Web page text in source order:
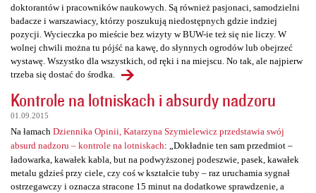
doktorantów i pracowników naukowych. Są również pasjonaci, samodzielni
badacze i warszawiacy, którzy poszukują niedostępnych gdzie indziej
pozycji. Wycieczka po mieście bez wizyty w BUW-ie też się nie liczy. W
wolnej chwili można tu pójść na kawę, do słynnych ogrodów lub obejrzeć
wystawę. Wszystko dla wszystkich, od ręki i na miejscu. No tak, ale najpierw
trzeba się dostać do środka.
Kontrole na lotniskach i absurdy nadzoru
01.09.2015
Na łamach Dziennika Opinii, Katarzyna Szymielewicz przedstawia swój
absurd nadzoru – kontrole na lotniskach: „Dokładnie ten sam przedmiot –
ładowarka, kawałek kabla, but na podwyższonej podeszwie, pasek, kawałek
metalu gdzieś przy ciele, czy coś w kształcie tuby – raz uruchamia sygnał
ostrzegawczy i oznacza stracone 15 minut na dodatkowe sprawdzenie, a